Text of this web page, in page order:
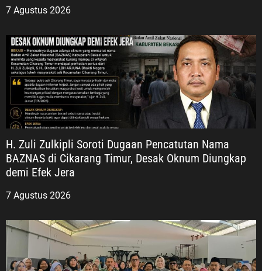
7 Agustus 2026
H. Zuli Zulkipli Soroti Dugaan Pencatutan Nama
BAZNAS di Cikarang Timur, Desak Oknum Diungkap
demi Efek Jera
7 Agustus 2026